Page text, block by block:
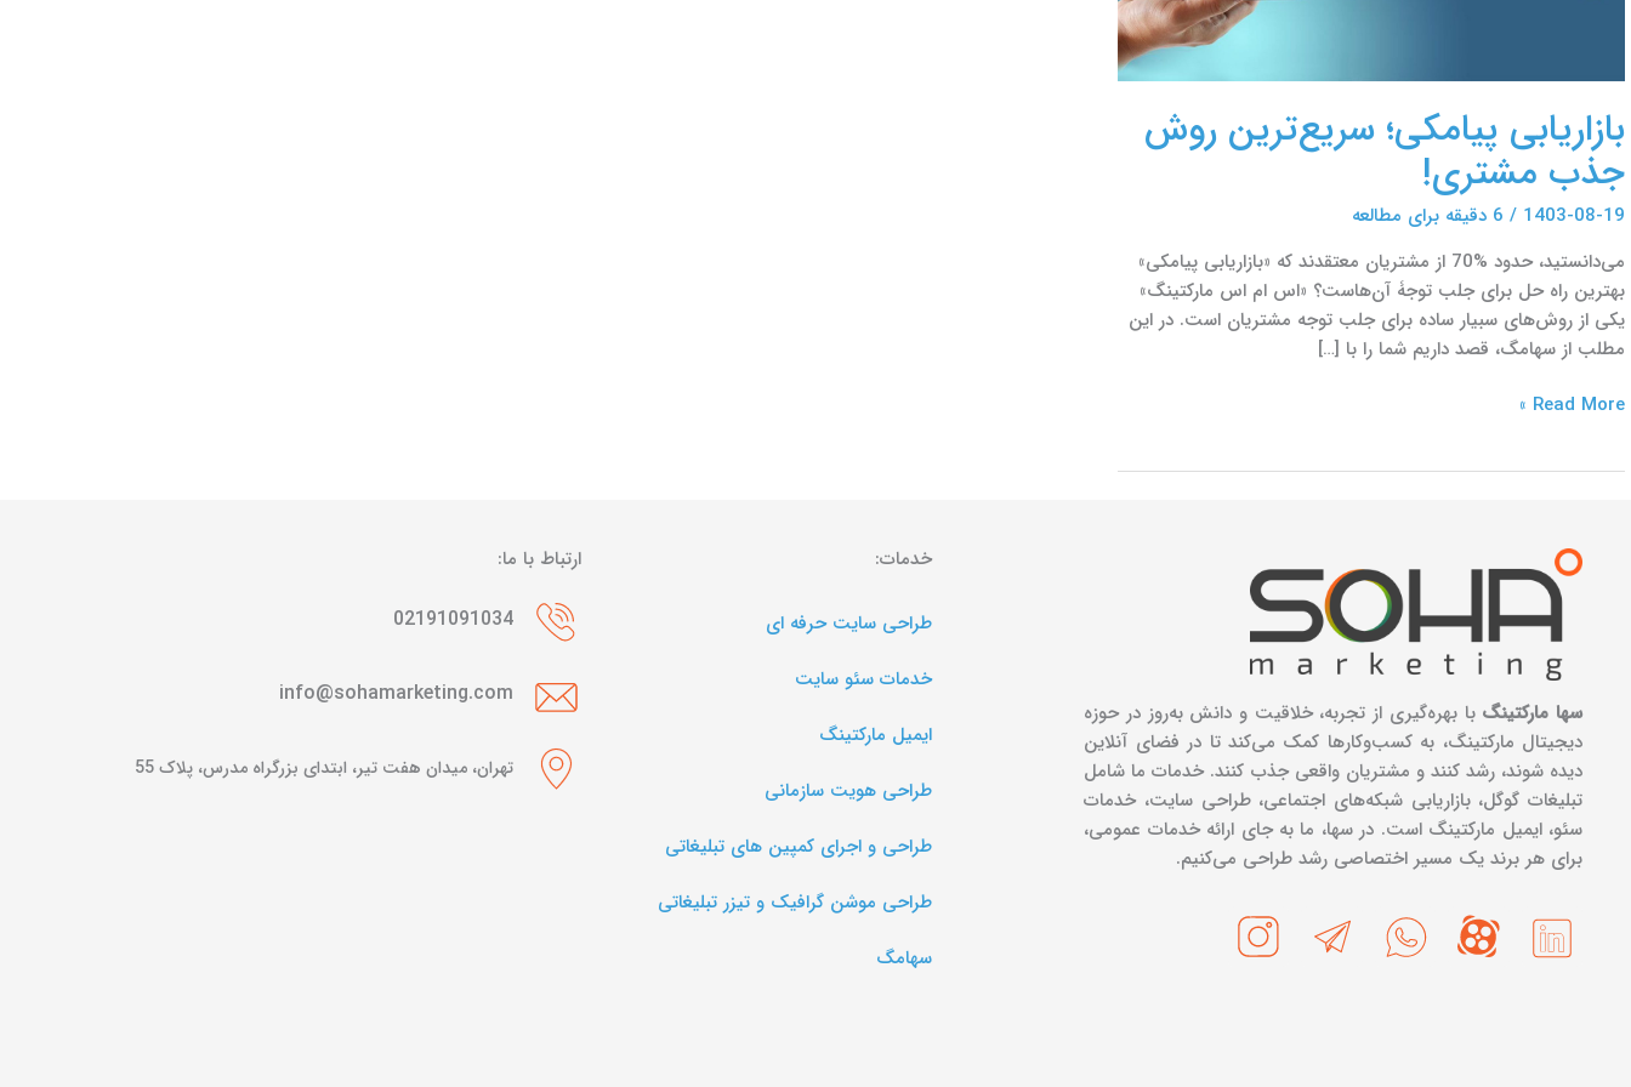
بازاریابی پیامکی؛ سریع‌ترین روش
جذب مشتری!
1403-08-19
/ 6 دقیقه برای مطالعه
می‌دانستید، حدود %70 از مشتریان معتقدند که «بازاریابی پیامکی»
بهترین راه حل برای جلب توجۀ آن‌هاست؟ «اس ام اس مارکتینگ»
یکی از روش‌های سبیار ساده برای جلب توجه مشتریان است. در این
مطلب از سهامگ، قصد داریم شما را با […]
Read More »
سها مارکتینگ با بهره‌گیری از تجربه، خلاقیت و دانش به‌روز در حوزه
دیجیتال مارکتینگ، به کسب‌وکارها کمک می‌کند تا در فضای آنلاین
دیده شوند، رشد کنند و مشتریان واقعی جذب کنند. خدمات ما شامل
تبلیغات گوگل، بازاریابی شبکه‌های اجتماعی، طراحی سایت، خدمات
سئو، ایمیل مارکتینگ است. در سها، ما به جای ارائه خدمات عمومی،
برای هر برند یک مسیر اختصاصی رشد طراحی می‌کنیم.
خدمات:
طراحی سایت حرفه ای
خدمات سئو سایت
ایمیل مارکتینگ
طراحی هویت سازمانی
طراحی و اجرای کمپین های تبلیغاتی
طراحی موشن گرافیک و تیزر تبلیغاتی
سها‌مگ
ارتباط با ما:
02191091034
info@sohamarketing.com
تهران، میدان هفت تیر، ابتدای بزرگراه مدرس، پلاک 55